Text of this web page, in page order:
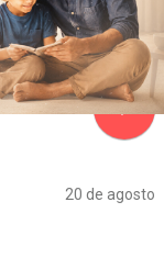
20 de agosto
navigate_next